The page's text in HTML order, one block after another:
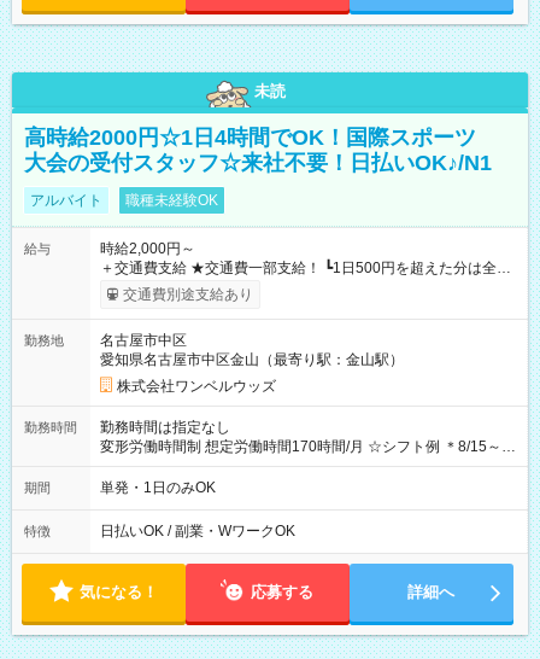
未読
高時給2000円☆1日4時間でOK！国際スポーツ
大会の受付スタッフ☆来社不要！日払いOK♪/N1
アルバイト 職種未経験OK
給与
時給2,000円～
＋交通費支給 ★交通費一部支給！ ┗1日500円を超えた分は全額
支給！ ※往復500円以内の方は自己負担となります ★日払い
OK！（規定あり） ┗働いたその日に現金GET♪ お仕事後はコン
期間なし
交通費別途支給あり
勤務地
名古屋市中区
愛知県名古屋市中区金山（最寄り駅：金山駅）
株式会社ワンベルウッズ
勤務時間
勤務時間は指定なし
変形労働時間制 想定労働時間170時間/月 ☆シフト例 ＊8/15～
10/26 全日共通 08：00～12：00 17：00～21：00 ＊8/31
～9/19のみ下記シフトもあります！ 12：00～16：00 ＊9/6～
00
期間 単発・1日のみOK
特徴 日払いOK / 副業・WワークOK
気になる！ 応募する 詳細へ